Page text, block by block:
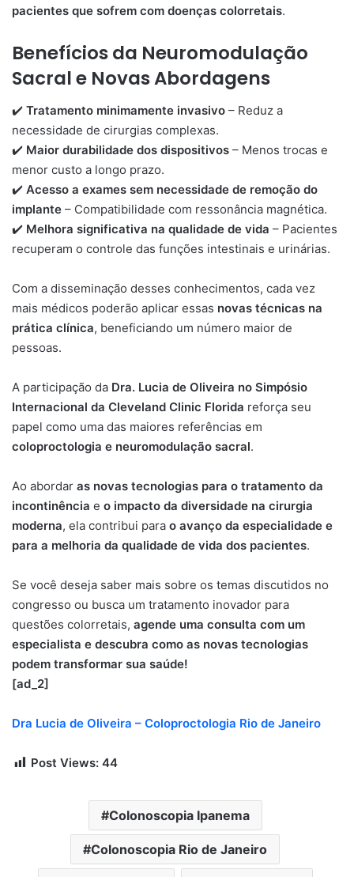
pacientes que sofrem com doenças colorretais.
Benefícios da Neuromodulação
Sacral e Novas Abordagens
✔️ Tratamento minimamente invasivo – Reduz a
necessidade de cirurgias complexas.
✔️ Maior durabilidade dos dispositivos – Menos trocas e
menor custo a longo prazo.
✔️ Acesso a exames sem necessidade de remoção do
implante – Compatibilidade com ressonância magnética.
✔️ Melhora significativa na qualidade de vida – Pacientes
recuperam o controle das funções intestinais e urinárias.
Com a disseminação desses conhecimentos, cada vez
mais médicos poderão aplicar essas novas técnicas na
prática clínica, beneficiando um número maior de
pessoas.
A participação da Dra. Lucia de Oliveira no Simpósio
Internacional da Cleveland Clinic Florida reforça seu
papel como uma das maiores referências em
coloproctologia e neuromodulação sacral.
Ao abordar as novas tecnologias para o tratamento da
incontinência e o impacto da diversidade na cirurgia
moderna, ela contribui para o avanço da especialidade e
para a melhoria da qualidade de vida dos pacientes.
Se você deseja saber mais sobre os temas discutidos no
congresso ou busca um tratamento inovador para
questões colorretais, agende uma consulta com um
especialista e descubra como as novas tecnologias
podem transformar sua saúde!
[ad_2]
Dra Lucia de Oliveira – Coloproctologia Rio de Janeiro
Post Views: 44
Colonoscopia Ipanema
Colonoscopia Rio de Janeiro